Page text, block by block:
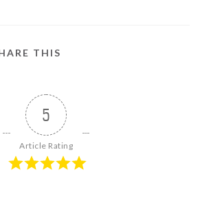
THIS
5
Article Rating